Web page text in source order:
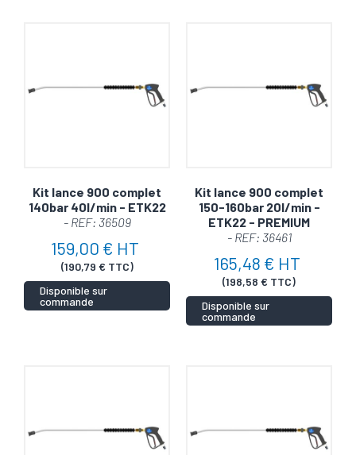
Kit lance 900 complet
140bar 40l/min - ETK22
- REF: 36509
159,00 € HT
(190,79 € TTC)
Disponible sur
commande
Kit lance 900 complet
150-160bar 20l/min -
ETK22 - PREMIUM
- REF: 36461
165,48 € HT
(198,58 € TTC)
Disponible sur
commande